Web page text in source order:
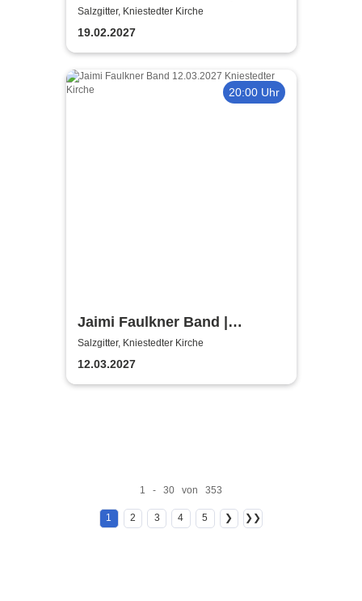
Kniestedter Kirche
Salzgitter, Kniestedter Kirche
19.02.2027
20:00 Uhr
Jaimi Faulkner Band |
Kniestedter Kirche
Salzgitter, Kniestedter Kirche
12.03.2027
1 - 30 von 353
1 2 3 4 5 ❯ ❯❯